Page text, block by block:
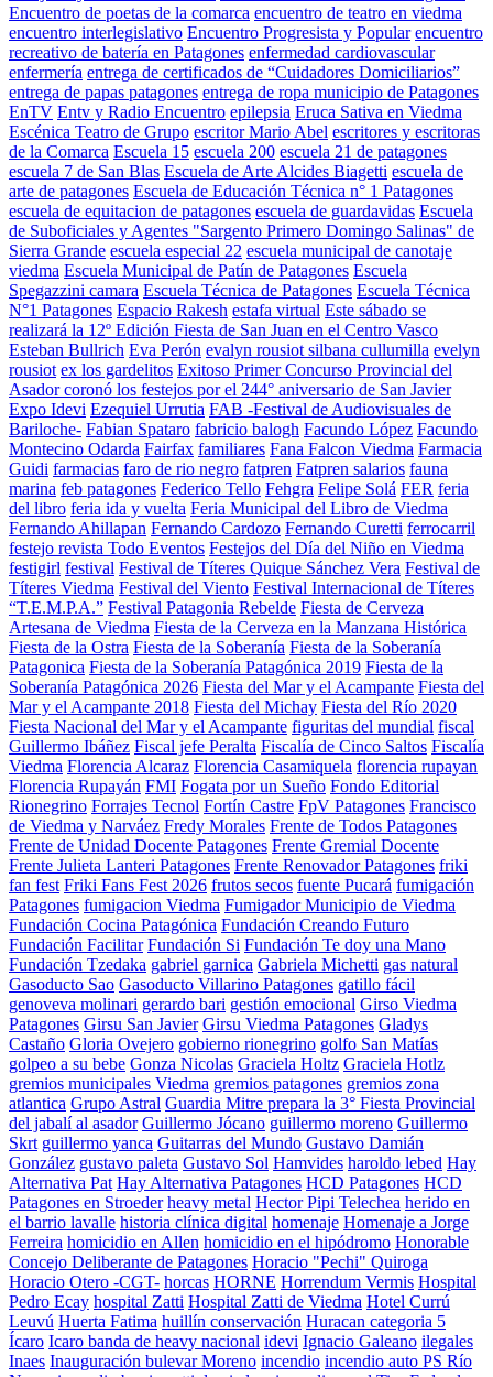
Encuentro de poetas de la comarca encuentro de teatro en viedma
encuentro interlegislativo Encuentro Progresista y Popular encuentro
recreativo de batería en Patagones enfermedad cardiovascular
enfermería entrega de certificados de “Cuidadores Domiciliarios”
entrega de papas patagones entrega de ropa municipio de Patagones
EnTV Entv y Radio Encuentro epilepsia Eruca Sativa en Viedma
Escénica Teatro de Grupo escritor Mario Abel escritores y escritoras
de la Comarca Escuela 15 escuela 200 escuela 21 de patagones
escuela 7 de San Blas Escuela de Arte Alcides Biagetti escuela de
arte de patagones Escuela de Educación Técnica n° 1 Patagones
escuela de equitacion de patagones escuela de guardavidas Escuela
de Suboficiales y Agentes "Sargento Primero Domingo Salinas" de
Sierra Grande escuela especial 22 escuela municipal de canotaje
viedma Escuela Municipal de Patín de Patagones Escuela
Spegazzini camara Escuela Técnica de Patagones Escuela Técnica
N°1 Patagones Espacio Rakesh estafa virtual Este sábado se
realizará la 12º Edición Fiesta de San Juan en el Centro Vasco
Esteban Bullrich Eva Perón evalyn rousiot silbana cullumilla evelyn
rousiot ex los gardelitos Exitoso Primer Concurso Provincial del
Asador coronó los festejos por el 244° aniversario de San Javier
Expo Idevi Ezequiel Urrutia FAB -Festival de Audiovisuales de
Bariloche- Fabian Spataro fabricio balogh Facundo López Facundo
Montecino Odarda Fairfax familiares Fana Falcon Viedma Farmacia
Guidi farmacias faro de rio negro fatpren Fatpren salarios fauna
marina feb patagones Federico Tello Fehgra Felipe Solá FER feria
del libro feria ida y vuelta Feria Municipal del Libro de Viedma
Fernando Ahillapan Fernando Cardozo Fernando Curetti ferrocarril
festejo revista Todo Eventos Festejos del Día del Niño en Viedma
festigirl festival Festival de Títeres Quique Sánchez Vera Festival de
Títeres Viedma Festival del Viento Festival Internacional de Títeres
“T.E.M.P.A.” Festival Patagonia Rebelde Fiesta de Cerveza
Artesana de Viedma Fiesta de la Cerveza en la Manzana Histórica
Fiesta de la Ostra Fiesta de la Soberanía Fiesta de la Soberanía
Patagonica Fiesta de la Soberanía Patagónica 2019 Fiesta de la
Soberanía Patagónica 2026 Fiesta del Mar y el Acampante Fiesta del
Mar y el Acampante 2018 Fiesta del Michay Fiesta del Río 2020
Fiesta Nacional del Mar y el Acampante figuritas del mundial fiscal
Guillermo Ibáñez Fiscal jefe Peralta Fiscalía de Cinco Saltos Fiscalía
Viedma Florencia Alcaraz Florencia Casamiquela florencia rupayan
Florencia Rupayán FMI Fogata por un Sueño Fondo Editorial
Rionegrino Forrajes Tecnol Fortín Castre FpV Patagones Francisco
de Viedma y Narváez Fredy Morales Frente de Todos Patagones
Frente de Unidad Docente Patagones Frente Gremial Docente
Frente Julieta Lanteri Patagones Frente Renovador Patagones friki
fan fest Friki Fans Fest 2026 frutos secos fuente Pucará fumigación
Patagones fumigacion Viedma Fumigador Municipio de Viedma
Fundación Cocina Patagónica Fundación Creando Futuro
Fundación Facilitar Fundación Si Fundación Te doy una Mano
Fundación Tzedaka gabriel garnica Gabriela Michetti gas natural
Gasoducto Sao Gasoducto Villarino Patagones gatillo fácil
genoveva molinari gerardo bari gestión emocional Girso Viedma
Patagones Girsu San Javier Girsu Viedma Patagones Gladys
Castaño Gloria Ovejero gobierno rionegrino golfo San Matías
golpeo a su bebe Gonza Nicolas Graciela Holtz Graciela Hotlz
gremios municipales Viedma gremios patagones gremios zona
atlantica Grupo Astral Guardia Mitre prepara la 3° Fiesta Provincial
del jabalí al asador Guillermo Jócano guillermo moreno Guillermo
Skrt guillermo yanca Guitarras del Mundo Gustavo Damián
González gustavo paleta Gustavo Sol Hamvides haroldo lebed Hay
Alternativa Pat Hay Alternativa Patagones HCD Patagones HCD
Patagones en Stroeder heavy metal Hector Pipi Telechea herido en
el barrio lavalle historia clínica digital homenaje Homenaje a Jorge
Ferreira homicidio en Allen homicidio en el hipódromo Honorable
Concejo Deliberante de Patagones Horacio "Pechi" Quiroga
Horacio Otero -CGT- horcas HORNE Horrendum Vermis Hospital
Pedro Ecay hospital Zatti Hospital Zatti de Viedma Hotel Currú
Leuvú Huerta Fatima huillín conservación Huracan categoria 5
Ícaro Icaro banda de heavy nacional idevi Ignacio Galeano ilegales
Inaes Inauguración bulevar Moreno incendio incendio auto PS Río